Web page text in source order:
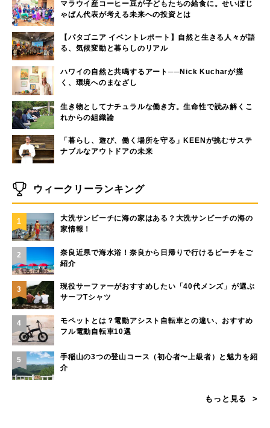
マラウイ産コーヒー豆が子どもたちの給食に。せいぼじ
ゃぱん代表が考える未来への投資とは
【パタゴニア イベントレポート】自然と生きる人々が語
る、気候変動と暮らしのリアル
ハワイの自然と共鳴するアート──Nick Kucharが描
く、環境へのまなざし
生き物としてナチュラルな働き方。生命性で読み解くこ
れからの組織論
「暮らし、遊び、働く場所を守る」KEENが挑むサステ
ナブルなアウトドアの未来
ウィークリーランキング
1
大洗サンビーチに海の家はある？大洗サンビーチの海の
家情報！
2
奈良近県で海水浴！奈良から日帰りで行けるビーチをご
紹介
3
現役サーファーがおすすめしたい「40代メンズ」が選ぶ
サーフTシャツ
4
モペットとは？電動アシスト自転車との違い、おすすめ
フル電動自転車10選
5
手稲山の3つの登山コース（初心者〜上級者）と魅力を紹
介
もっと見る